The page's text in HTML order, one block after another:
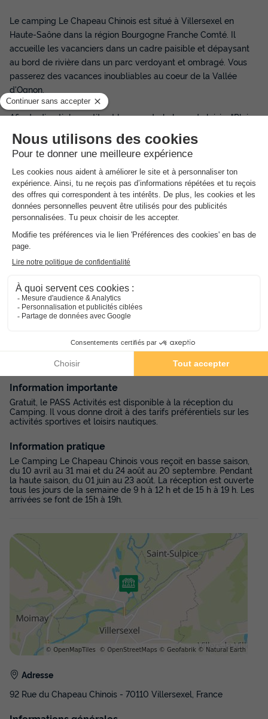
Le camping Le Chapeau Chinois est situé à Villersexel en
Haute-Saône dans la région Bourgogne Franche Comté. Il
accueille les vacanciers dans un cadre paisible et dépaysant
au bord de rivière dans un parc verdoyant et ombragé. Vous
passerez des vacances inoubliables au coeur de la Vallée
d'Ognon.
Afin de divertir les petits et les grands, la base de loisirs "Plein
du canoë, kayak, paddle et location de vélos. La rivière se
prête aux activités nautiques de loisirs et sportives, notamment
le canoë, kayak, baignade et paddle. Tentez de nouvelles
sensations dans le parc accrobranche situé à 15 minutes. Une
aire de jeux est réservée aux enfants. Diverses infrastructures
de loisirs et sportives sont accessibles pour les campeurs :
vous offre une grande variété de services utiles. Profitez de la
connexion wifi gratuite pour rester en contact avec vos
proches. Un dépôt de pain et un point de vente de boissons/
glaces sont sur place. Une petite épicerie est ouverte en
laverie est à votre disposition.
à savoir
Information importante
Gratuit, le PASS Activités est disponible à la réception du
Camping. Il vous donne droit à des tarifs préférentiels sur les
activités sportives et loisirs nautiques.
Information pratique
Le Camping Le Chapeau Chinois vous reçoit en basse saison,
du 10 avril au 31 mai et du 24 août au 20 septembre. Pendant
la haute saison, du 01 juin au 23 août. La réception est ouverte
tous les jours de la semaine de 9 h à 12 h et de 15 h à 19 h. Les
arrivées se font de 15h à 19h.
Adresse
92 Rue du Chapeau Chinois - 70110 Villersexel, France